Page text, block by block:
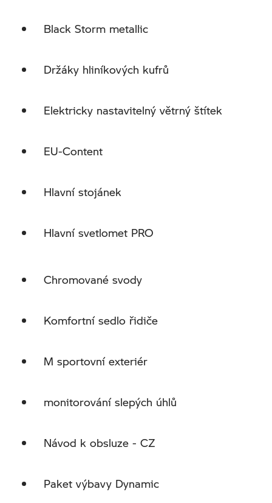
Black Storm metallic
Držáky hliníkových kufrů
Elektricky nastavitelný větrný štítek
EU-Content
Hlavní stojánek
Hlavní svetlomet PRO
Chromované svody
Komfortní sedlo řidiče
M sportovní exteriér
monitorování slepých úhlů
Návod k obsluze - CZ
Paket výbavy Dynamic